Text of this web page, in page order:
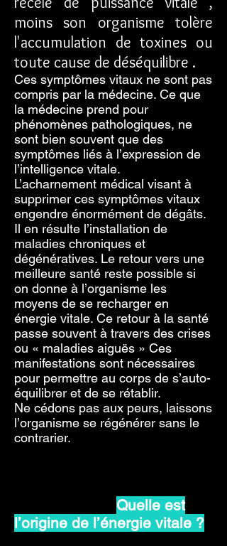
moins son organisme tolère
l'accumulation de toxines ou
toute cause de déséquilibre .
Ces symptômes vitaux ne sont pas
compris par la médecine. Ce que
la médecine prend pour
phénomènes pathologiques, ne
sont bien souvent que des
symptômes liés à l’expression de
l’intelligence vitale.
L’acharnement médical visant à
supprimer ces symptômes vitaux
engendre énormément de dégâts.
Il en résulte l’installation de
maladies chroniques et
dégénératives. Le retour vers une
meilleure santé reste possible si
on donne à l’organisme les
moyens de se recharger en
énergie vitale. Ce retour à la santé
passe souvent à travers des crises
ou « maladies aiguës » Ces
manifestations sont nécessaires
pour permettre au corps de s’auto-
équilibrer et de se rétablir.
Ne cédons pas aux peurs, laissons
l’organisme se régénérer sans le
contrarier.
Quelle est
l’origine de l’énergie vitale ?